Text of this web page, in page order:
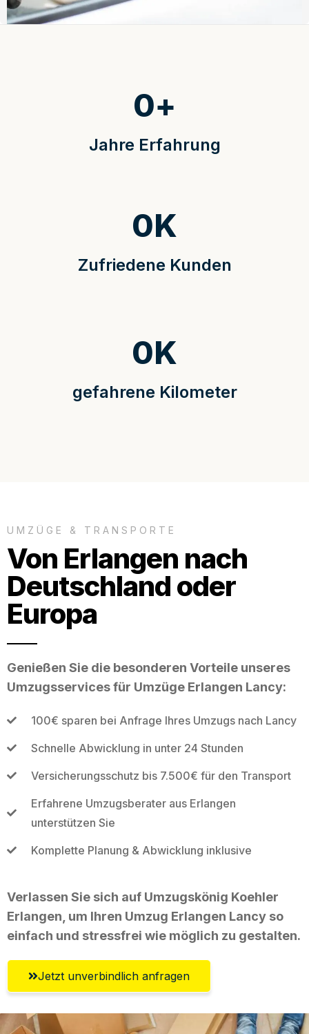
Jahre Erfahrung
0+
Zufriedene Kunden
0K
gefahrene Kilometer
0K
UMZÜGE & TRANSPORTE
Von Erlangen nach
Deutschland oder
Europa
Genießen Sie die besonderen Vorteile unseres
Umzugsservices für Umzüge Erlangen Lancy:
100€ sparen bei Anfrage Ihres Umzugs nach Lancy
Schnelle Abwicklung in unter 24 Stunden
Versicherungsschutz bis 7.500€ für den Transport
Erfahrene Umzugsberater aus Erlangen
unterstützen Sie
Komplette Planung & Abwicklung inklusive
Verlassen Sie sich auf Umzugskönig Koehler
Erlangen, um Ihren Umzug Erlangen Lancy so
einfach und stressfrei wie möglich zu gestalten.
Jetzt unverbindlich anfragen